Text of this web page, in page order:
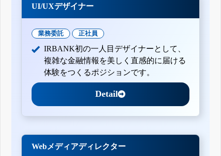
UI/UXデザイナー
業務委託 正社員
IRBANK初の一人目デザイナーとして、
複雑な金融情報を美しく直感的に届ける
体験をつくるポジションです。
Detail
Webメディアディレクター